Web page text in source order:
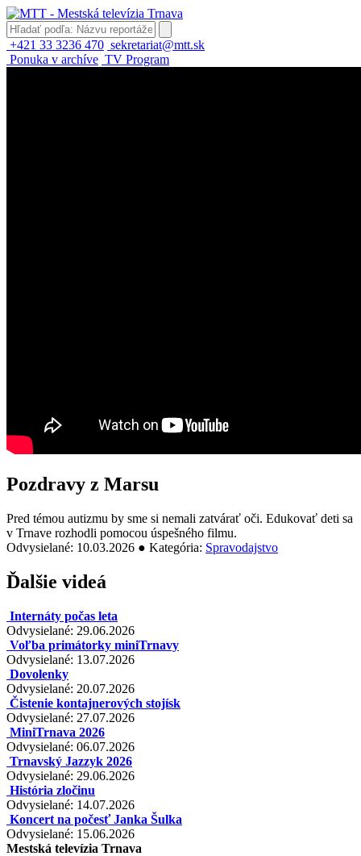
+421 33 3236 470 sekretariat@mtt.sk
Ponuka v archíve TV Program
Pozdravy z Marsu
Pred témou autizmu by sme si nemali zatvárať oči. Edukovať deti sa
v Trnave rozhodli pomocou úspešného filmu.
Odvysielané: 10.03.2026 ● Kategória: Spravodajstvo
Ďalšie videá
Internáty počas leta
Odvysielané: 29.06.2026
Voľba primátorky miniTrnavy
Odvysielané: 13.07.2026
Dovolenky
Odvysielané: 20.07.2026
Čistenie kontajnerových stojísk
Odvysielané: 27.07.2026
MiniTrnava 2026
Odvysielané: 06.07.2026
Trnavský Jazzyk 2026
Odvysielané: 29.06.2026
História zločinu
Odvysielané: 14.07.2026
Koncert na počesť Janka Šulka
Odvysielané: 15.06.2026
Mestská televízia Trnava